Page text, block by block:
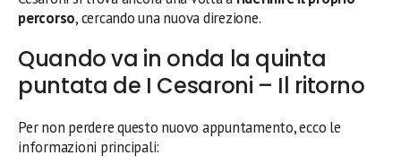
percorso, cercando una nuova direzione.
Quando va in onda la quinta
puntata de I Cesaroni – Il ritorno
Per non perdere questo nuovo appuntamento, ecco le
informazioni principali: